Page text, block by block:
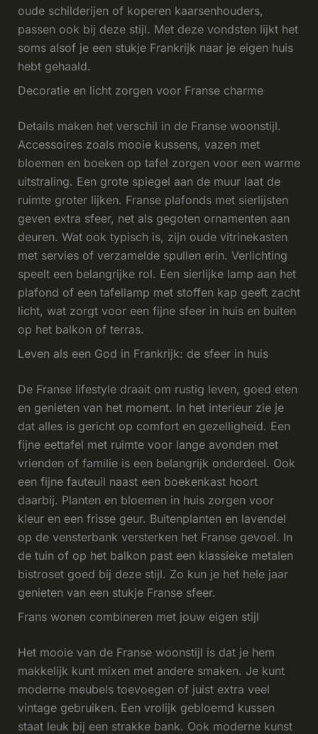
oude schilderijen of koperen kaarsenhouders,
passen ook bij deze stijl. Met deze vondsten lijkt het
soms alsof je een stukje Frankrijk naar je eigen huis
hebt gehaald.
Decoratie en licht zorgen voor Franse charme
Details maken het verschil in de Franse woonstijl.
Accessoires zoals mooie kussens, vazen met
bloemen en boeken op tafel zorgen voor een warme
uitstraling. Een grote spiegel aan de muur laat de
ruimte groter lijken. Franse plafonds met sierlijsten
geven extra sfeer, net als gegoten ornamenten aan
deuren. Wat ook typisch is, zijn oude vitrinekasten
met servies of verzamelde spullen erin. Verlichting
speelt een belangrijke rol. Een sierlijke lamp aan het
plafond of een tafellamp met stoffen kap geeft zacht
licht, wat zorgt voor een fijne sfeer in huis en buiten
op het balkon of terras.
Leven als een God in Frankrijk: de sfeer in huis
De Franse lifestyle draait om rustig leven, goed eten
en genieten van het moment. In het interieur zie je
dat alles is gericht op comfort en gezelligheid. Een
fijne eettafel met ruimte voor lange avonden met
vrienden of familie is een belangrijk onderdeel. Ook
een fijne fauteuil naast een boekenkast hoort
daarbij. Planten en bloemen in huis zorgen voor
kleur en een frisse geur. Buitenplanten en lavendel
op de vensterbank versterken het Franse gevoel. In
de tuin of op het balkon past een klassieke metalen
bistroset goed bij deze stijl. Zo kun je het hele jaar
genieten van een stukje Franse sfeer.
Frans wonen combineren met jouw eigen stijl
Het mooie van de Franse woonstijl is dat je hem
makkelijk kunt mixen met andere smaken. Je kunt
moderne meubels toevoegen of juist extra veel
vintage gebruiken. Een vrolijk gebloemd kussen
staat leuk bij een strakke bank. Ook moderne kunst